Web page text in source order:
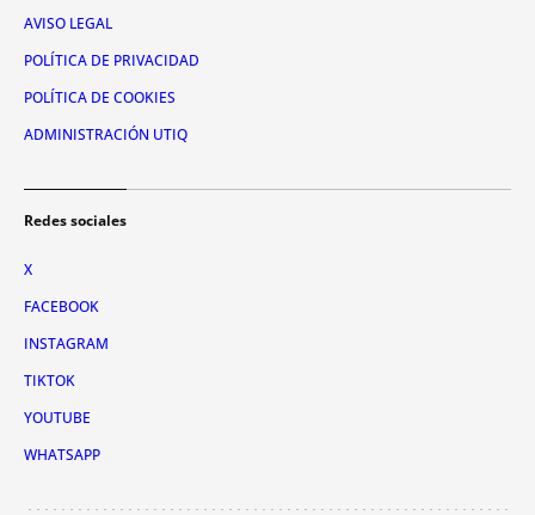
AVISO LEGAL
POLÍTICA DE PRIVACIDAD
POLÍTICA DE COOKIES
ADMINISTRACIÓN UTIQ
Redes sociales
X
FACEBOOK
INSTAGRAM
TIKTOK
YOUTUBE
WHATSAPP